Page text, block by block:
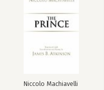
Niccolo Machiavelli